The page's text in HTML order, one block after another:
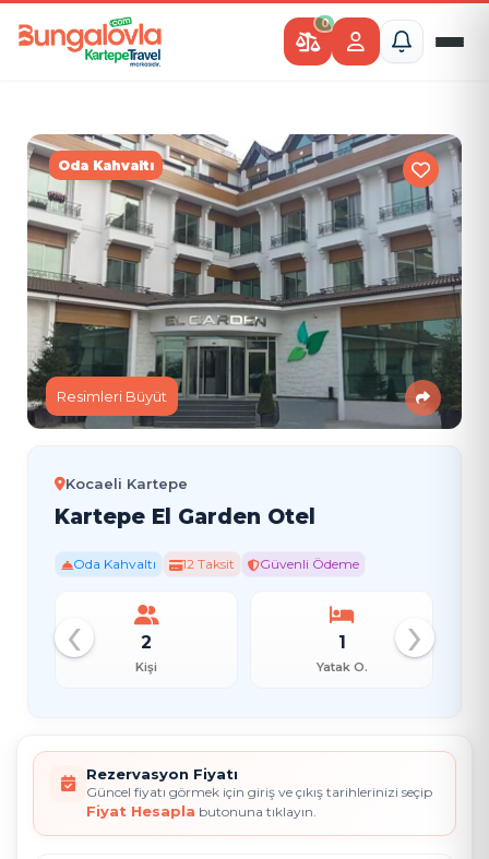
0
Resimleri Büyüt
Oda Kahvaltı
Kocaeli Kartepe
Kartepe El Garden Otel
Oda Kahvaltı 12 Taksit Güvenli Ödeme
2
Kişi
1
Yatak O.
‹ ›
Rezervasyon Fiyatı
Güncel fiyatı görmek için giriş ve çıkış tarihlerinizi seçip
Fiyat Hesapla butonuna tıklayın.